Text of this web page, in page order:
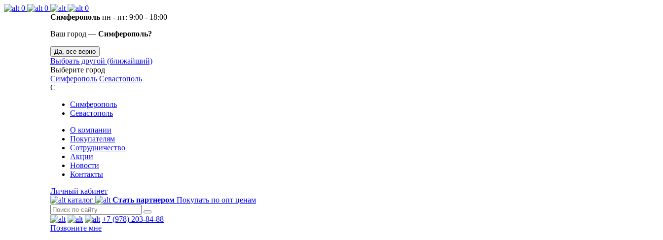
0 0
0
Симферополь пн - пт: 9:00 - 18:00
Ваш город — Симферополь?
Да, все верно
Выбрать другой (ближайший)
Выберите город
Симферополь Севастополь
С
Симферополь
Севастополь
О компании
Покупателям
Сотрудничество
Акции
Новости
Контакты
Личный кабинет
каталог
Стать партнером Покупать по опт ценам
+7 (978) 203-84-88
Позвоните мне